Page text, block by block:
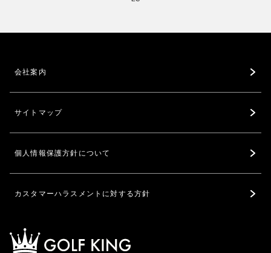
会社案内
サイトマップ
個人情報保護方針について
カスタマーハラスメントに対する方針